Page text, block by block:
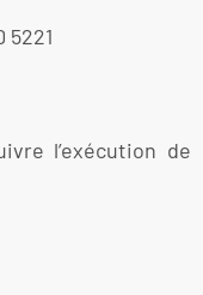
5221
l’exécution de